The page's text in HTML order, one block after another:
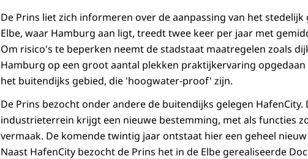
De Prins liet zich informeren over de aanpassing van het
Elbe, waar Hamburg aan ligt, treedt twee keer per jaar met
Om risico's te beperken neemt de stadstaat maatregelen zoals
Hamburg op een groot aantal plekken praktijkervaring
het buitendijks gebied, die 'hoogwater-proof' zijn.
De Prins bezocht onder andere de buitendijks gelegen
industrieterrein krijgt een nieuwe bestemming, met als functies
vermaak. De komende twintig jaar ontstaat hier een geheel
Naast HafenCity bezocht de Prins het in de Elbe gerealiseerde